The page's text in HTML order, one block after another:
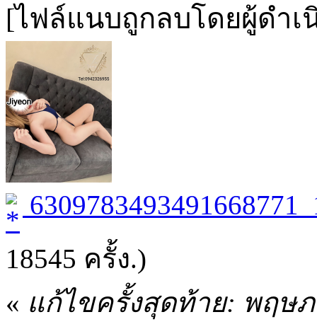
[ไฟล์แนบถูกลบโดยผู้ดำเ
18545 ครั้ง.)
« แก้ไขครั้งสุดท้าย: พฤษภ